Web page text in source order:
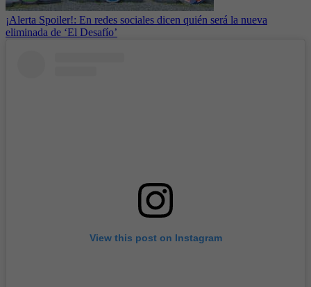
¡Alerta Spoiler!: En redes sociales dicen quién será la nueva
eliminada de ‘El Desafío’
View this post on Instagram